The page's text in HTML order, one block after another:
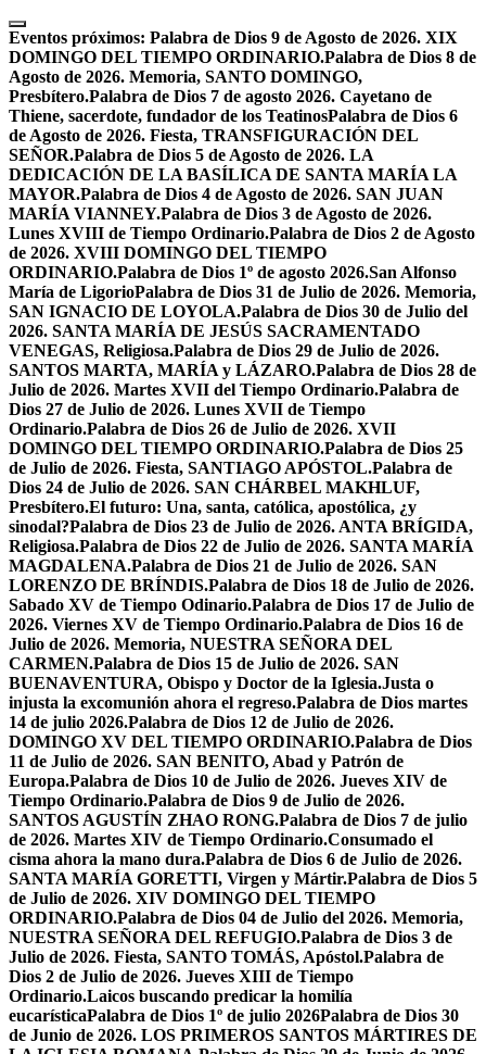
Skip
to
content
Eventos próximos: Palabra de Dios 9 de Agosto de 2026. XIX
DOMINGO DEL TIEMPO ORDINARIO.Palabra de Dios 8 de
Agosto de 2026. Memoria, SANTO DOMINGO,
Presbítero.Palabra de Dios 7 de agosto 2026. Cayetano de
Thiene, sacerdote, fundador de los TeatinosPalabra de Dios 6
de Agosto de 2026. Fiesta, TRANSFIGURACIÓN DEL
SEÑOR.Palabra de Dios 5 de Agosto de 2026. LA
DEDICACIÓN DE LA BASÍLICA DE SANTA MARÍA LA
MAYOR.Palabra de Dios 4 de Agosto de 2026. SAN JUAN
MARÍA VIANNEY.Palabra de Dios 3 de Agosto de 2026.
Lunes XVIII de Tiempo Ordinario.Palabra de Dios 2 de Agosto
de 2026. XVIII DOMINGO DEL TIEMPO
ORDINARIO.Palabra de Dios 1º de agosto 2026.San Alfonso
María de LigorioPalabra de Dios 31 de Julio de 2026. Memoria,
SAN IGNACIO DE LOYOLA.Palabra de Dios 30 de Julio del
2026. SANTA MARÍA DE JESÚS SACRAMENTADO
VENEGAS, Religiosa.Palabra de Dios 29 de Julio de 2026.
SANTOS MARTA, MARÍA y LÁZARO.Palabra de Dios 28 de
Julio de 2026. Martes XVII del Tiempo Ordinario.Palabra de
Dios 27 de Julio de 2026. Lunes XVII de Tiempo
Ordinario.Palabra de Dios 26 de Julio de 2026. XVII
DOMINGO DEL TIEMPO ORDINARIO.Palabra de Dios 25
de Julio de 2026. Fiesta, SANTIAGO APÓSTOL.Palabra de
Dios 24 de Julio de 2026. SAN CHÁRBEL MAKHLUF,
Presbítero.El futuro: Una, santa, católica, apostólica, ¿y
sinodal?Palabra de Dios 23 de Julio de 2026. ANTA BRÍGIDA,
Religiosa.Palabra de Dios 22 de Julio de 2026. SANTA MARÍA
MAGDALENA.Palabra de Dios 21 de Julio de 2026. SAN
LORENZO DE BRÍNDIS.Palabra de Dios 18 de Julio de 2026.
Sabado XV de Tiempo Odinario.Palabra de Dios 17 de Julio de
2026. Viernes XV de Tiempo Ordinario.Palabra de Dios 16 de
Julio de 2026. Memoria, NUESTRA SEÑORA DEL
CARMEN.Palabra de Dios 15 de Julio de 2026. SAN
BUENAVENTURA, Obispo y Doctor de la Iglesia.Justa o
injusta la excomunión ahora el regreso.Palabra de Dios martes
14 de julio 2026.Palabra de Dios 12 de Julio de 2026.
DOMINGO XV DEL TIEMPO ORDINARIO.Palabra de Dios
11 de Julio de 2026. SAN BENITO, Abad y Patrón de
Europa.Palabra de Dios 10 de Julio de 2026. Jueves XIV de
Tiempo Ordinario.Palabra de Dios 9 de Julio de 2026.
SANTOS AGUSTÍN ZHAO RONG.Palabra de Dios 7 de julio
de 2026. Martes XIV de Tiempo Ordinario.Consumado el
cisma ahora la mano dura.Palabra de Dios 6 de Julio de 2026.
SANTA MARÍA GORETTI, Virgen y Mártir.Palabra de Dios 5
de Julio de 2026. XIV DOMINGO DEL TIEMPO
ORDINARIO.Palabra de Dios 04 de Julio del 2026. Memoria,
NUESTRA SEÑORA DEL REFUGIO.Palabra de Dios 3 de
Julio de 2026. Fiesta, SANTO TOMÁS, Apóstol.Palabra de
Dios 2 de Julio de 2026. Jueves XIII de Tiempo
Ordinario.Laicos buscando predicar la homilía
eucarísticaPalabra de Dios 1º de julio 2026Palabra de Dios 30
de Junio de 2026. LOS PRIMEROS SANTOS MÁRTIRES DE